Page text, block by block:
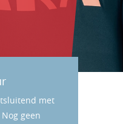
met
geen